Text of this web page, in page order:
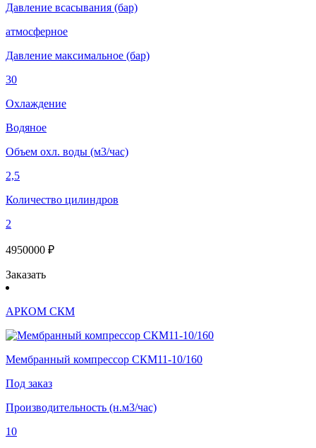
Давление всасывания (бар)
атмосферное
Давление максимальное (бар)
30
Охлаждение
Водяное
Объем охл. воды (м3/час)
2,5
Количество цилиндров
2
4950000 ₽
Заказать
АРКОМ СКМ
Мембранный компрессор СКМ11-10/160
Под заказ
Производительность (н.м3/час)
10